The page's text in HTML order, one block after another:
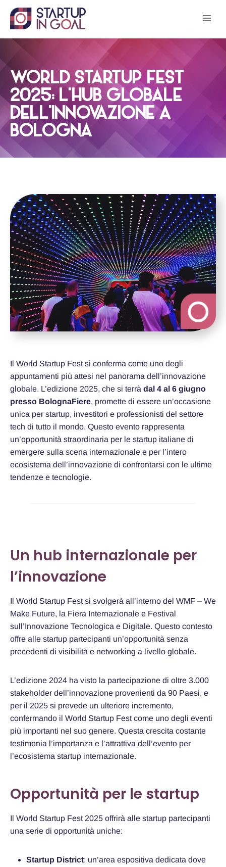
Salta
contenuto
WORLD STARTUP FEST
2025: L’HUB GLOBALE
DELL’INNOVAZIONE A
BOLOGNA
Il World Startup Fest si conferma come uno degli
appuntamenti più attesi nel panorama dell’innovazione
globale. L’edizione 2025, che si terrà dal 4 al 6 giugno
presso BolognaFiere, promette di essere un’occasione
unica per startup, investitori e professionisti del settore
tech di tutto il mondo. Questo evento rappresenta
un’opportunità straordinaria per le startup italiane di
emergere sulla scena internazionale e per l’intero
ecosistema dell’innovazione di confrontarsi con le ultime
tendenze e tecnologie.
Un hub internazionale per
l’innovazione
Il World Startup Fest si svolgerà all’interno del WMF – We
Make Future, la Fiera Internazionale e Festival
sull’Innovazione Tecnologica e Digitale. Questo contesto
offre alle startup partecipanti un’opportunità senza
precedenti di visibilità e networking a livello globale.
L’edizione 2024 ha visto la partecipazione di oltre 3.000
stakeholder dell’innovazione provenienti da 90 Paesi, e
per il 2025 si prevede un ulteriore incremento,
confermando il World Startup Fest come uno degli eventi
più importanti nel suo genere. Questa crescita costante
testimonia l’importanza e l’attrattiva dell’evento per
l’ecosistema startup internazionale.
Opportunità per le startup
Il World Startup Fest 2025 offrirà alle startup partecipanti
una serie di opportunità uniche:
Startup District: un’area espositiva dedicata dove